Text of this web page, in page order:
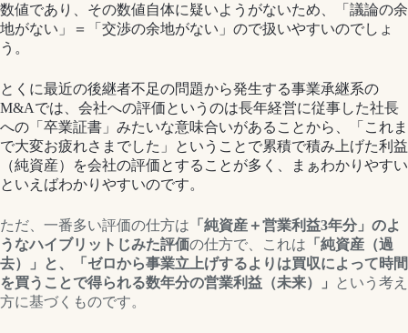
数値であり、その数値自体に疑いようがないため、「議論の余
地がない」＝「交渉の余地がない」ので扱いやすいのでしょ
う。
とくに最近の後継者不足の問題から発生する事業承継系の
M&Aでは、会社への評価というのは長年経営に従事した社長
への「卒業証書」みたいな意味合いがあることから、「これま
で大変お疲れさまでした」ということで累積で積み上げた利益
（純資産）を会社の評価とすることが多く、まぁわかりやすい
といえばわかりやすいのです。
ただ、一番多い評価の仕方は 「純資産＋営業利益3年分」のよ
うなハイブリットじみた評価の仕方で、これは 「純資産（過
去）」と、「ゼロから事業立上げするよりは買収によって時間
を買うことで得られる数年分の営業利益（未来）」
という考え
方に基づくものです。